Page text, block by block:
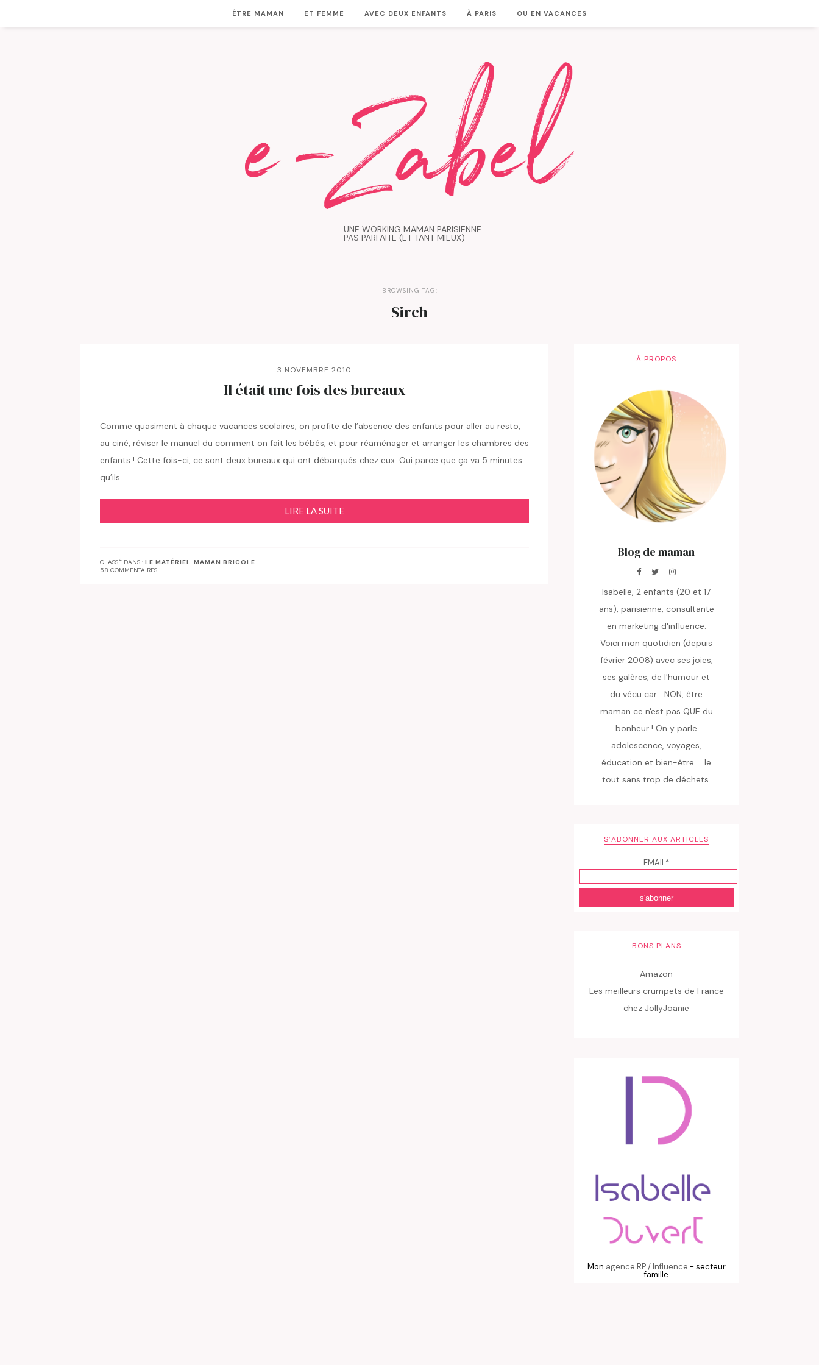
ÊTRE MAMAN ET FEMME AVEC DEUX ENFANTS À PARIS OU EN VACANCES
UNE WORKING MAMAN PARISIENNE
PAS PARFAITE (ET TANT MIEUX)
BROWSING TAG:
Sirch
3 NOVEMBRE 2010
Il était une fois des bureaux
Comme quasiment à chaque vacances scolaires, on profite de l’absence des enfants pour aller au resto,
au ciné, réviser le manuel du comment on fait les bébés, et pour réaménager et arranger les chambres des
enfants ! Cette fois-ci, ce sont deux bureaux qui ont débarqués chez eux. Oui parce que ça va 5 minutes
qu’ils…
LIRE LA SUITE
CLASSÉ DANS : LE MATÉRIEL, MAMAN BRICOLE
58 COMMENTAIRES
À PROPOS
Blog de maman
Isabelle, 2 enfants (20 et 17
ans), parisienne, consultante
en marketing d'influence.
Voici mon quotidien (depuis
février 2008) avec ses joies,
ses galères, de l'humour et
du vécu car... NON, être
maman ce n'est pas QUE du
bonheur ! On y parle
adolescence, voyages,
éducation et bien-être ... le
tout sans trop de déchets.
S’ABONNER AUX ARTICLES
EMAIL*
BONS PLANS
Amazon
Les meilleurs crumpets de France
chez JollyJoanie
Mon agence RP / Influence - secteur
famille